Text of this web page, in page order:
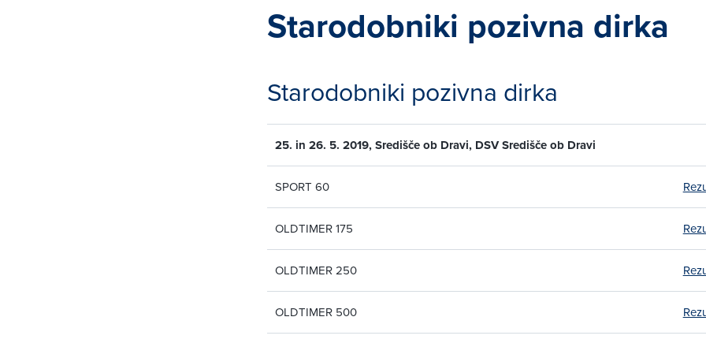
Starodobniki pozivna dirka
Starodobniki pozivna dirka
25. in 26. 5. 2019, Središče ob Dravi, DSV Središče ob Dravi
SPORT 60
OLDTIMER 175
OLDTIMER 250
OLDTIMER 500